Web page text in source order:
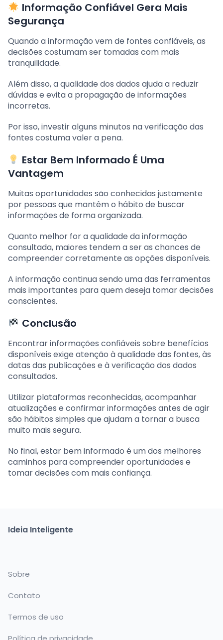
Informação Confiável Gera Mais
Segurança
Quando a informação vem de fontes confiáveis, as
decisões costumam ser tomadas com mais
tranquilidade.
Além disso, a qualidade dos dados ajuda a reduzir
dúvidas e evita a propagação de informações
incorretas.
Por isso, investir alguns minutos na verificação das
fontes costuma valer a pena.
Estar Bem Informado É Uma
Vantagem
Muitas oportunidades são conhecidas justamente
por pessoas que mantêm o hábito de buscar
informações de forma organizada.
Quanto melhor for a qualidade da informação
consultada, maiores tendem a ser as chances de
compreender corretamente as opções disponíveis.
A informação continua sendo uma das ferramentas
mais importantes para quem deseja tomar decisões
conscientes.
Conclusão
Encontrar informações confiáveis sobre benefícios
disponíveis exige atenção à qualidade das fontes, às
datas das publicações e à verificação dos dados
consultados.
Utilizar plataformas reconhecidas, acompanhar
atualizações e confirmar informações antes de agir
são hábitos simples que ajudam a tornar a busca
muito mais segura.
No final, estar bem informado é um dos melhores
caminhos para compreender oportunidades e
tomar decisões com mais confiança.
Ideia Inteligente
Sobre
Contato
Termos de uso